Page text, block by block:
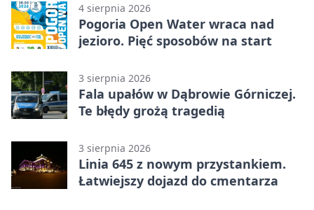
4 sierpnia 2026
Pogoria Open Water wraca nad
jezioro. Pięć sposobów na start
3 sierpnia 2026
Fala upałów w Dąbrowie Górniczej.
Te błędy grożą tragedią
3 sierpnia 2026
Linia 645 z nowym przystankiem.
Łatwiejszy dojazd do cmentarza